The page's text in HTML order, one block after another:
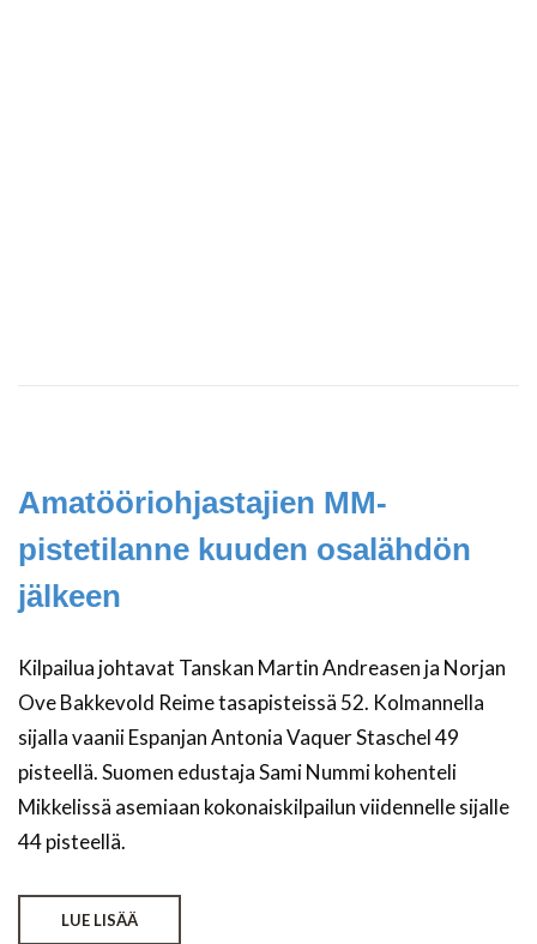
Amatööriohjastajien MM-
pistetilanne kuuden osalähdön
jälkeen
Kilpailua johtavat Tanskan Martin Andreasen ja Norjan
Ove Bakkevold Reime tasapisteissä 52. Kolmannella
sijalla vaanii Espanjan Antonia Vaquer Staschel 49
pisteellä. Suomen edustaja Sami Nummi kohenteli
Mikkelissä asemiaan kokonaiskilpailun viidennelle sijalle
44 pisteellä.
LUE LISÄÄ